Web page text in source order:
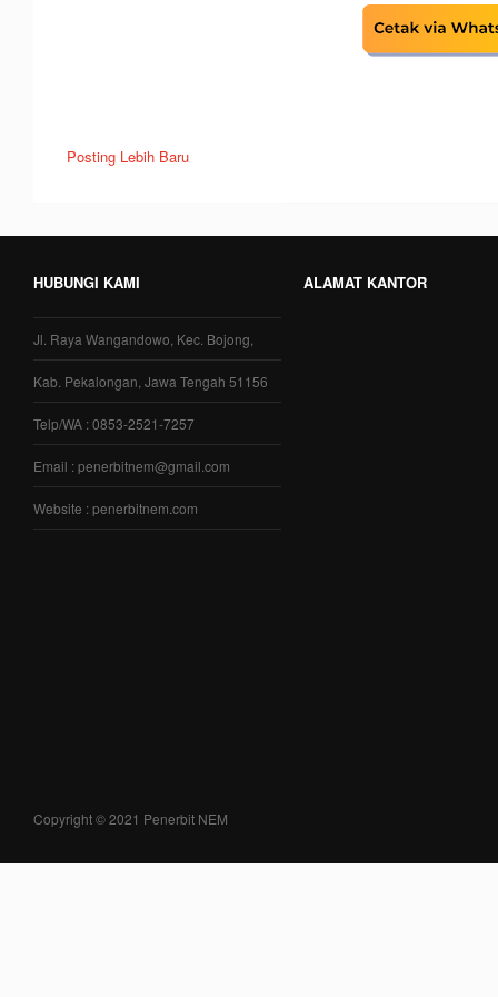
Posting Lebih Baru
HUBUNGI KAMI
Jl. Raya Wangandowo, Kec. Bojong,
Kab. Pekalongan, Jawa Tengah 51156
Telp/WA : 0853-2521-7257
Email : penerbitnem@gmail.com
Website : penerbitnem.com
ALAMAT KANTOR
Copyright © 2021 Penerbit NEM